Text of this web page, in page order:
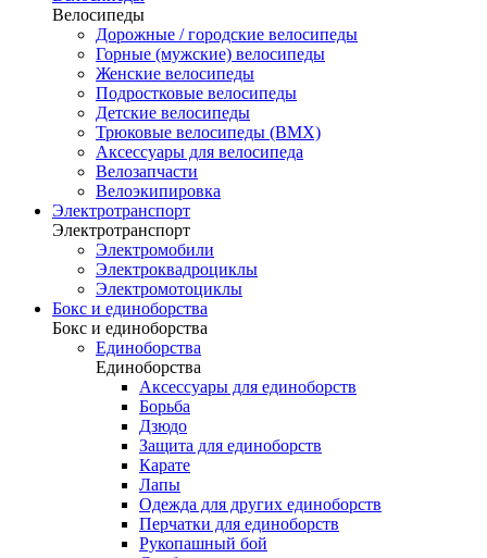
Велосипеды
Дорожные / городские велосипеды
Горные (мужские) велосипеды
Женские велосипеды
Подростковые велосипеды
Детские велосипеды
Трюковые велосипеды (BMX)
Аксессуары для велосипеда
Велозапчасти
Велоэкипировка
Электротранспорт
Электротранспорт
Электромобили
Электроквадроциклы
Электромотоциклы
Бокс и единоборства
Бокс и единоборства
Единоборства
Единоборства
Аксессуары для единоборств
Борьба
Дзюдо
Защита для единоборств
Карате
Лапы
Одежда для других единоборств
Перчатки для единоборств
Рукопашный бой